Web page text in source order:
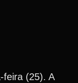
feira (25). A